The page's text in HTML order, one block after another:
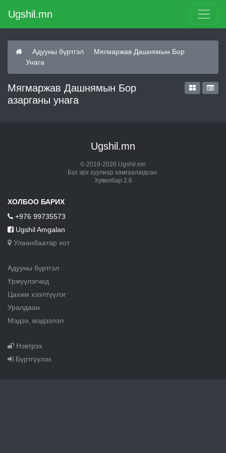
Ugshil.mn
Адууны бүртгэл
Мягмаржав Дашнямын Бор
Унага
Мягмаржав Дашнямын Бор
азарганы унага
Ugshil.mn
© 2018-2026 Ugshil.mn
Бүх эрх хуулиар хамгаалагдсан.
Хувилбар 2.6
ХОЛБОО БАРИХ
+976 99735573
Ugshil Amgalan
Улаанбаатар хот
Адууны бүртгэл
Үржүүлэгчид
Цахим хээлтүүлэг
Уралдаан
Мэдээ, мэдээлэл
Нэвтрэх
Бүртгүүлэх